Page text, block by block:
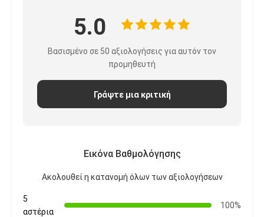
5.0
Βασισμένο σε 50 αξιολογήσεις για αυτόν τον
προμηθευτή
Γράψτε μια κριτική
Εικόνα Βαθμολόγησης
Ακολουθεί η κατανομή όλων των αξιολογήσεων
5
αστέρια
100%